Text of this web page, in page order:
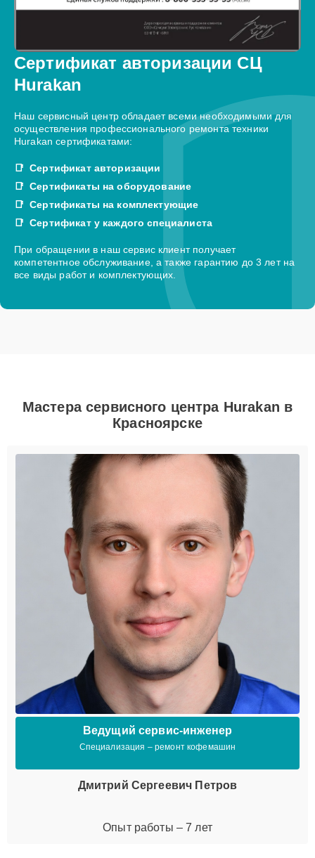
Сертификат авторизации СЦ
Hurakan
Наш сервисный центр обладает всеми необходимыми для
осуществления профессионального ремонта техники
Hurakan сертификатами:
Сертификат авторизации
Сертификаты на оборудование
Сертификаты на комплектующие
Сертификат у каждого специалиста
При обращении в наш сервис клиент получает
компетентное обслуживание, а также гарантию до 3 лет на
все виды работ и комплектующих.
Мастера сервисного центра Hurakan в
Красноярске
Ведущий сервис-инженер
Специализация – ремонт кофемашин
Дмитрий Сергеевич Петров
Опыт работы – 7 лет